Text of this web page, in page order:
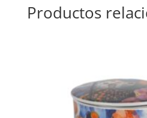
cantidad
Productos